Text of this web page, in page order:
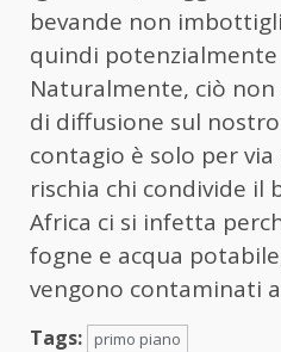
bevande non
quindi
Naturalmente, ciò
di diffusione sul
contagio è solo per
rischia chi condivide il
Africa ci si infetta
fogne e acqua
vengono contaminati
Tags: primo piano